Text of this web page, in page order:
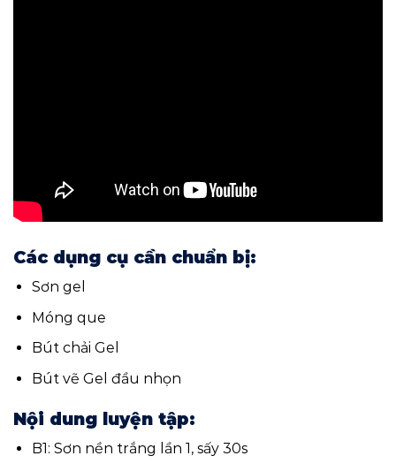
Các dụng cụ cần chuẩn bị:
Sơn gel
Móng que
Bút chải Gel
Bút vẽ Gel đầu nhọn
Nội dung luyện tập:
B1: Sơn nền trắng lần 1, sấy 30s